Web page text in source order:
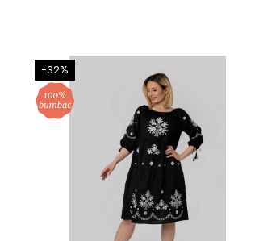
-32%